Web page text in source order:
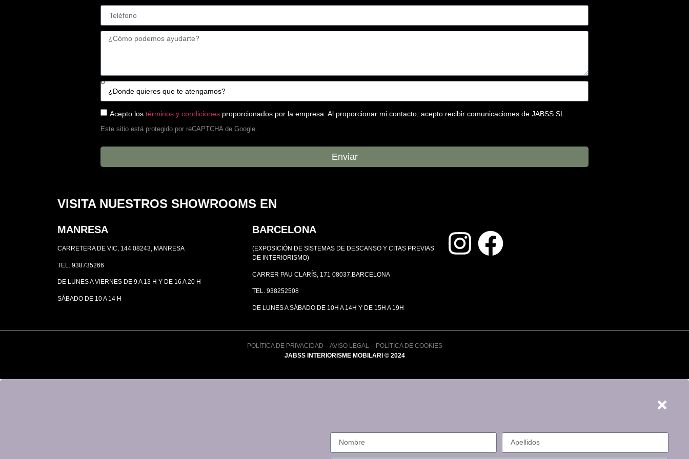
Acepto los términos y condiciones proporcionados por la empresa. Al proporcionar mi contacto, acepto recibir comunicaciones de JABSS SL.
Este sitio está protegido por reCAPTCHA de Google.
Enviar
VISITA NUESTROS SHOWROOMS EN
MANRESA
CARRETERA DE VIC, 144 08243, MANRESA
TEL. 938735266
DE LUNES A VIERNES DE 9 A 13 H Y DE 16 A 20 H
SÁBADO DE 10 A 14 H
BARCELONA
(EXPOSICIÓN DE SISTEMAS DE DESCANSO Y CITAS PREVIAS
DE INTERIORISMO)
CARRER PAU CLARÍS, 171 08037,BARCELONA
TEL. 938252508
DE LUNES A SÁBADO DE 10H A 14H Y DE 15H A 19H
POLÍTICA DE PRIVACIDAD –AVISO LEGAL– POLÍTICA DE COOKIES
JABSS INTERIORISME MOBILARI © 2024